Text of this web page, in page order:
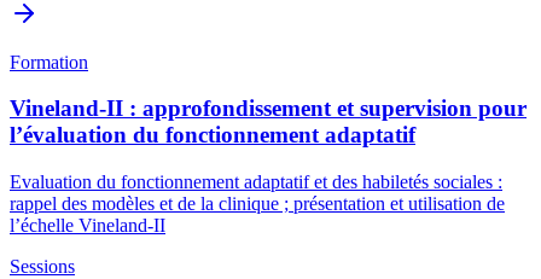
Formation
Vineland-II : approfondissement et supervision pour
l’évaluation du fonctionnement adaptatif
Evaluation du fonctionnement adaptatif et des habiletés sociales :
rappel des modèles et de la clinique ; présentation et utilisation de
l’échelle Vineland-II
Sessions